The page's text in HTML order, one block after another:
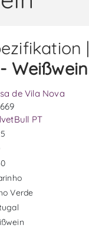
|
Weißwein
de Vila Nova
PT
Verde